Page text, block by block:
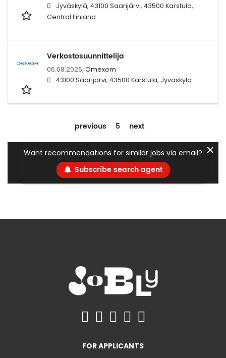
Jyväskylä, 43100 Saarijärvi, 43500 Karstula,
Central Finland
Verkostosuunnittelija
06.08.2026, Omexom
43100 Saarijärvi, 43500 Karstula, Jyväskylä
previous 5 next
Want recommendations for similar jobs via email?
Subscribe search agent
✕
FOR APPLICANTS